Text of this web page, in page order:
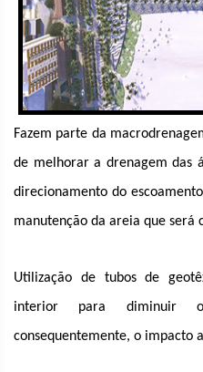
Fazem parte da
de melhorar a drenagem das
direcionamento do
manutenção da areia que será
Utilização de tubos de
interior para diminuir
consequentemente, o impacto